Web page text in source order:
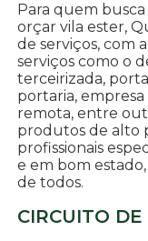
Para quem
orçar vila ester,
de serviços, com
serviços como o
terceirizada,
portaria,
remota, entre
produtos de alto
profissionais
e em bom
de todos.
CIRCUITO